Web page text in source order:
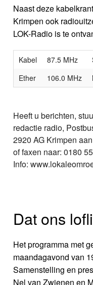
Naast deze
Krimpen ook
LOK-Radio is te
Kabel 87.5 MHz
Ether
106.0 MHz
Heeft u berichten,
redactie radio,
2920 AG Krimpen
of faxen naar: 0180
Info:
Dat ons
Het programma met
maandagavond van
Samenstelling en
Nel van Zwienen en